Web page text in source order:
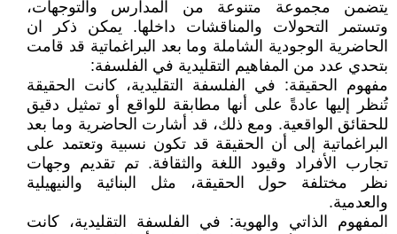
يتضمن مجموعة متنوعة من المدارس والتوجهات،
وتستمر التحولات والمناقشات داخلها. يمكن ذكر ان
الحاضرية الوجودية الشاملة وما بعد البراغماتية قد قامت
بتحدي عدد من المفاهيم التقليدية في الفلسفة:
مفهوم الحقيقة: في الفلسفة التقليدية، كانت الحقيقة
تُنظر إليها عادةً على أنها مطابقة للواقع أو تمثيل دقيق
للحقائق الواقعية. ومع ذلك، قد أشارت الحاضرية وما بعد
البراغماتية إلى أن الحقيقة قد تكون نسبية وتعتمد على
تجارب الأفراد وقيود اللغة والثقافة. تم تقديم وجهات
نظر مختلفة حول الحقيقة، مثل البنائية والنيهيلية
والعدمية.
المفهوم الذاتي والهوية: في الفلسفة التقليدية، كانت